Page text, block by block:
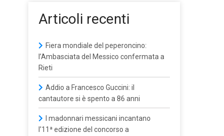
Articoli recenti
Fiera mondiale del peperoncino:
l’Ambasciata del Messico confermata a
Rieti
Addio a Francesco Guccini: il
cantautore si è spento a 86 anni
I madonnari messicani incantano
l’11ª edizione del concorso a